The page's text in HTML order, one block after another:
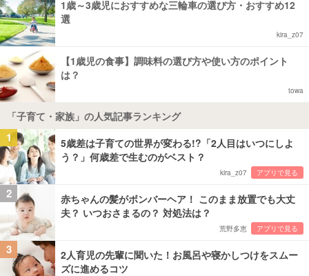
1歳～3歳児におすすめな三輪車の選び方・おすすめ12
選
kira_z07
【1歳児の食事】調味料の選び方や使い方のポイント
は？
towa
「子育て・家族」の人気記事ランキング
1
5歳差は子育ての世界が変わる!?「2人目はいつにしよ
う？」何歳差で生むのがベスト？
kira_z07 アプリで見る
2
赤ちゃんの髪がボンバーヘア！ このまま放置でも大丈
夫？ いつおさまるの？ 対処法は？
荒野多恵 アプリで見る
3
2人育児の先輩に聞いた！お風呂や寝かしつけをスムー
ズに進めるコツ